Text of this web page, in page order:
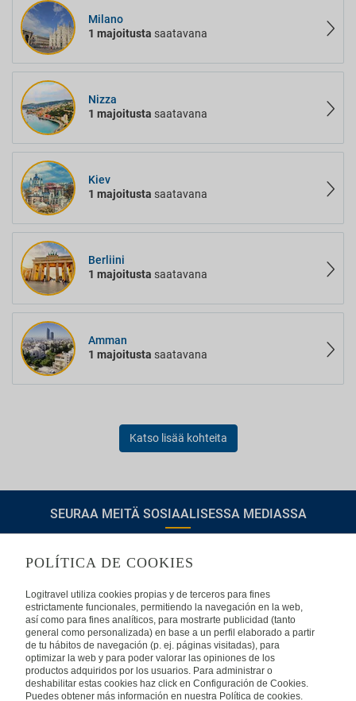
Milano
1 majoitusta saatavana
Nizza
1 majoitusta saatavana
Kiev
1 majoitusta saatavana
Berliini
1 majoitusta saatavana
Amman
1 majoitusta saatavana
Katso lisää kohteita
SEURAA MEITÄ SOSIAALISESSA MEDIASSA
TIETOA LOGITRAVELISTA
Usein kysyttyjä kysymyksiä Ota yhteyttä
KÄYTTÖEHDOT
Oikeudellinen huomautus
Yleiset valmismatkaehdot
POLÍTICA DE COOKIES
Logitravel utiliza cookies propias y de terceros para fines
estrictamente funcionales, permitiendo la navegación en la web,
así como para fines analíticos, para mostrarte publicidad (tanto
general como personalizada) en base a un perfil elaborado a partir
de tu hábitos de navegación (p. ej. páginas visitadas), para
optimizar la web y para poder valorar las opiniones de los
productos adquiridos por los usuarios. Para administrar o
deshabilitar estas cookies haz click en Configuración de Cookies.
Puedes obtener más información en nuestra Política de cookies.